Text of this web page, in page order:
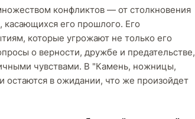
конфликтов — от столкновения
касающихся его прошлого. Его
которые угрожают не только его
о верности, дружбе и предательстве,
чувствами. В "Камень, ножницы,
остаются в ожидании, что же произойдет